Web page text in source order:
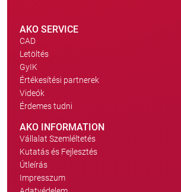
AKO SERVICE
CAD
Letöltés
GyIK
Értékesítési partnerek
Videók
Érdemes tudni
AKO INFORMATION
Vállalat Szemléltetés
Kutatás és Fejlesztés
Útleírás
Impresszum